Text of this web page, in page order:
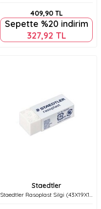
409,90TL
Sepette %20 indirim
327,92 TL
Staedtler
Staedtler Rasoplast Silgi (43X19X13